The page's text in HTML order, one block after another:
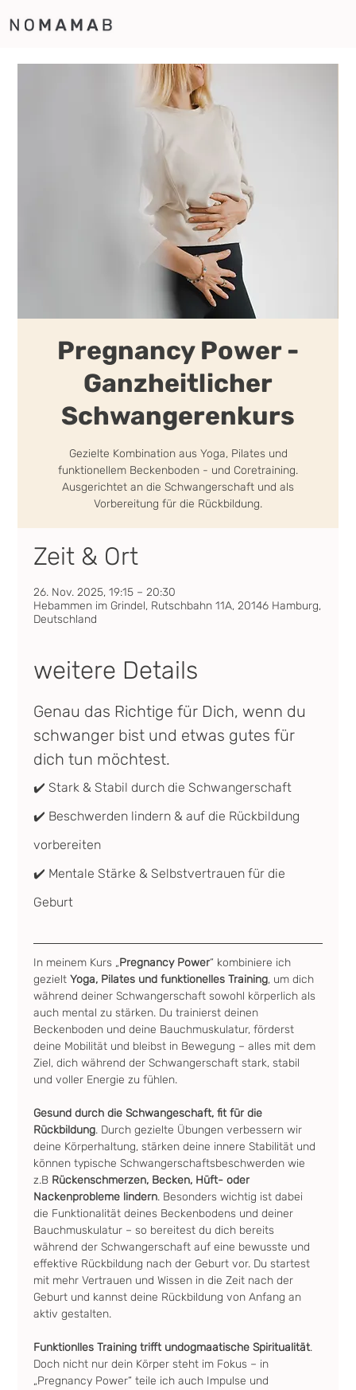
Pregnancy Power -
Ganzheitlicher
Schwangerenkurs
Gezielte Kombination aus Yoga, Pilates und
funktionellem Beckenboden - und Coretraining.
Ausgerichtet an die Schwangerschaft und als
Vorbereitung für die Rückbildung.
Zeit & Ort
26. Nov. 2025, 19:15 – 20:30
Hebammen im Grindel, Rutschbahn 11A, 20146 Hamburg,
Deutschland
weitere Details
Genau das Richtige für Dich, wenn du
schwanger bist und etwas gutes für
dich tun möchtest.
✔️ Stark & Stabil durch die Schwangerschaft
✔️ Beschwerden lindern & auf die Rückbildung
vorbereiten
✔️ Mentale Stärke & Selbstvertrauen für die
Geburt
In meinem Kurs „Pregnancy Power“ kombiniere ich
gezielt Yoga, Pilates und funktionelles Training, um dich
während deiner Schwangerschaft sowohl körperlich als
auch mental zu stärken. Du trainierst deinen
Beckenboden und deine Bauchmuskulatur, förderst
deine Mobilität und bleibst in Bewegung – alles mit dem
Ziel, dich während der Schwangerschaft stark, stabil
und voller Energie zu fühlen.
Gesund durch die Schwangeschaft, fit für die
Rückbildung. Durch gezielte Übungen verbessern wir
deine Körperhaltung, stärken deine innere Stabilität und
können typische Schwangerschaftsbeschwerden wie
z.B Rückenschmerzen, Becken, Hüft- oder
Nackenprobleme lindern. Besonders wichtig ist dabei
die Funktionalität deines Beckenbodens und deiner
Bauchmuskulatur – so bereitest du dich bereits
während der Schwangerschaft auf eine bewusste und
effektive Rückbildung nach der Geburt vor. Du startest
mit mehr Vertrauen und Wissen in die Zeit nach der
Geburt und kannst deine Rückbildung von Anfang an
aktiv gestalten.
Funktionlles Training trifft undogmaatische Spiritualität.
Doch nicht nur dein Körper steht im Fokus – in
„Pregnancy Power“ teile ich auch Impulse und